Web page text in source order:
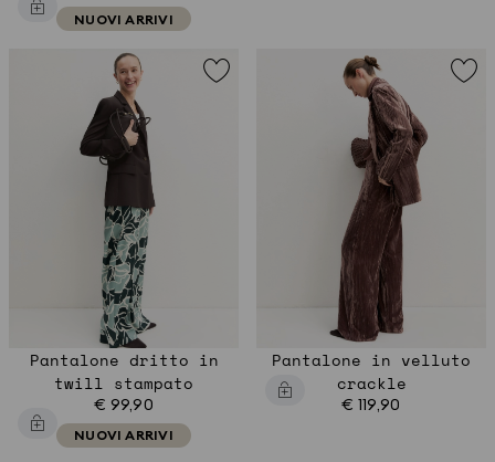
NUOVI ARRIVI
Pantalone dritto in
twill stampato
€ 99,90
NUOVI ARRIVI
Pantalone in velluto
crackle
€ 119,90